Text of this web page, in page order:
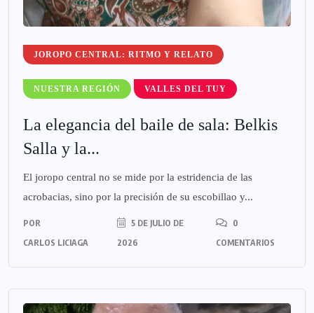
JOROPO CENTRAL: RITMO Y RELATO
NUESTRA REGIÓN VALLES DEL TUY
La elegancia del baile de sala: Belkis
Salla y la...
El joropo central no se mide por la estridencia de las
acrobacias, sino por la precisión de su escobillao y...
POR
CARLOS LICIAGA
5 DE JULIO DE
2026
0
COMENTARIOS